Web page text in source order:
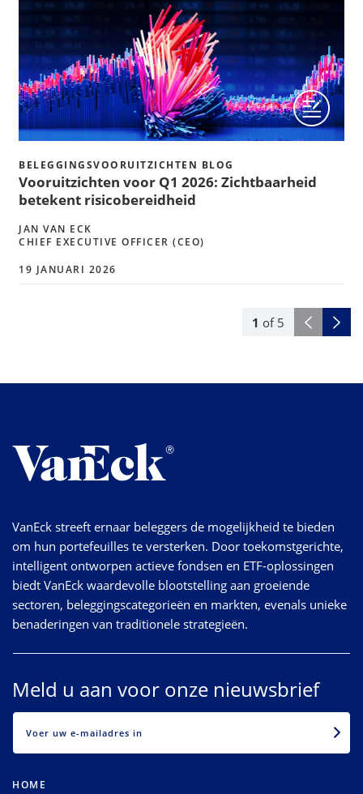
1 of 5
BELEGGINGSVOORUITZICHTEN BLOG
Vooruitzichten voor Q1 2026: Zichtbaarheid
betekent risicobereidheid
JAN VAN ECK
CHIEF EXECUTIVE OFFICER (CEO)
19 JANUARI 2026
VanEck streeft ernaar beleggers de mogelijkheid te bieden
om hun portefeuilles te versterken. Door toekomstgerichte,
intelligent ontworpen actieve fondsen en ETF-oplossingen
biedt VanEck waardevolle blootstelling aan groeiende
sectoren, beleggingscategorieën en markten, evenals unieke
benaderingen van traditionele strategieën.
Meld u aan voor onze nieuwsbrief
HOME